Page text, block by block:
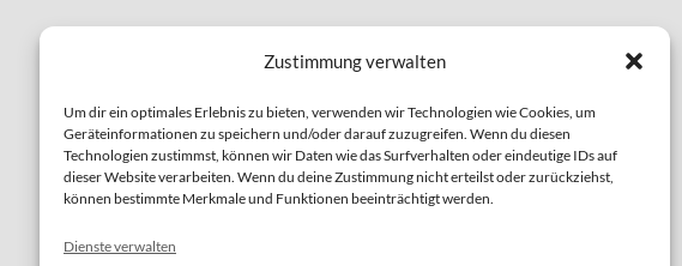
Zustimmung verwalten
Um dir ein optimales Erlebnis zu bieten, verwenden wir Technologien wie Cookies, um
Geräteinformationen zu speichern und/oder darauf zuzugreifen. Wenn du diesen
Technologien zustimmst, können wir Daten wie das Surfverhalten oder eindeutige IDs auf
dieser Website verarbeiten. Wenn du deine Zustimmung nicht erteilst oder zurückziehst,
können bestimmte Merkmale und Funktionen beeinträchtigt werden.
Dienste verwalten